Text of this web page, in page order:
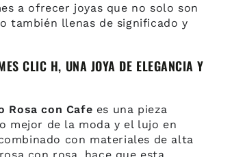
a ofrecer joyas que no solo son
también llenas de significado y
CLIC H, UNA JOYA DE ELEGANCIA Y
Rosa con Cafe es una pieza
mejor de la moda y el lujo en
con materiales de alta